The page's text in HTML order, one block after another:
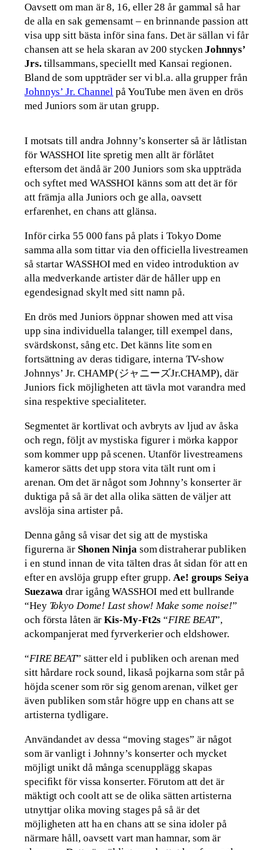
Oavsett om man är 8, 16, eller 28 år gammal så har
de alla en sak gemensamt – en brinnande passion att
visa upp sitt bästa inför sina fans. Det är sällan vi får
chansen att se hela skaran av 200 styckenJohnnys’
Jrs.tillsammans, speciellt med Kansai regionen.
Bland de som uppträder ser vi bl.a. alla grupper från
Johnnys’ Jr. Channel på YouTube men även en drös
med Juniors som är utan grupp.
I motsats till andra Johnny’s konserter så är låtlistan
för WASSHOI lite spretig men allt är förlåtet
eftersom det ändå är 200 Juniors som ska uppträda
och syftet med WASSHOI känns som att det är för
att främja alla Juniors och ge alla, oavsett
erfarenhet, en chans att glänsa.
Inför cirka 55 000 fans på plats i Tokyo Dome
samma alla som tittar via den officiella livestreamen
så startar WASSHOI med en video introduktion av
alla medverkande artister där de håller upp en
egendesignad skylt med sitt namn på.
En drös med Juniors öppnar showen med att visa
upp sina individuella talanger, till exempel dans,
svärdskonst, sång etc. Det känns lite som en
fortsättning av deras tidigare, interna TV-show
Johnnys’ Jr. CHAMP (ジャニーズJr.CHAMP), där
Juniors fick möjligheten att tävla mot varandra med
sina respektive specialiteter.
Segmentet är kortlivat och avbryts av ljud av åska
och regn, följt av mystiska figurer i mörka kappor
som kommer upp på scenen. Utanför livestreamens
kameror sätts det upp stora vita tält runt om i
arenan. Om det är något som Johnny’s konserter är
duktiga på så är det alla olika sätten de väljer att
avslöja sina artister på.
Denna gång så visar det sig att de mystiska
figurerna är Shonen Ninjasom distraherar publiken
i en stund innan de vita tälten dras åt sidan för att en
efter en avslöja grupp efter grupp. Ae! groups Seiya
Suezawa drar igång WASSHOI med ett bullrande
“Hey Tokyo Dome! Last show! Make some noise!”
och första låten ärKis-My-Ft2s “FIRE BEAT”,
ackompanjerat med fyrverkerier och eldshower.
“FIRE BEAT” sätter eld i publiken och arenan med
sitt hårdare rock sound, likaså pojkarna som står på
höjda scener som rör sig genom arenan, vilket ger
även publiken som står högre upp en chans att se
artisterna tydligare.
Användandet av dessa “moving stages” är något
som är vanligt i Johnny’s konserter och mycket
möjligt unikt då många scenupplägg skapas
specifikt för vissa konserter. Förutom att det är
mäktigt och coolt att se de olika sätten artisterna
utnyttjar olika moving stages på så är det
möjligheten att ha en chans att se sina idoler på
närmare håll, oavsett vart man hamnar, som är